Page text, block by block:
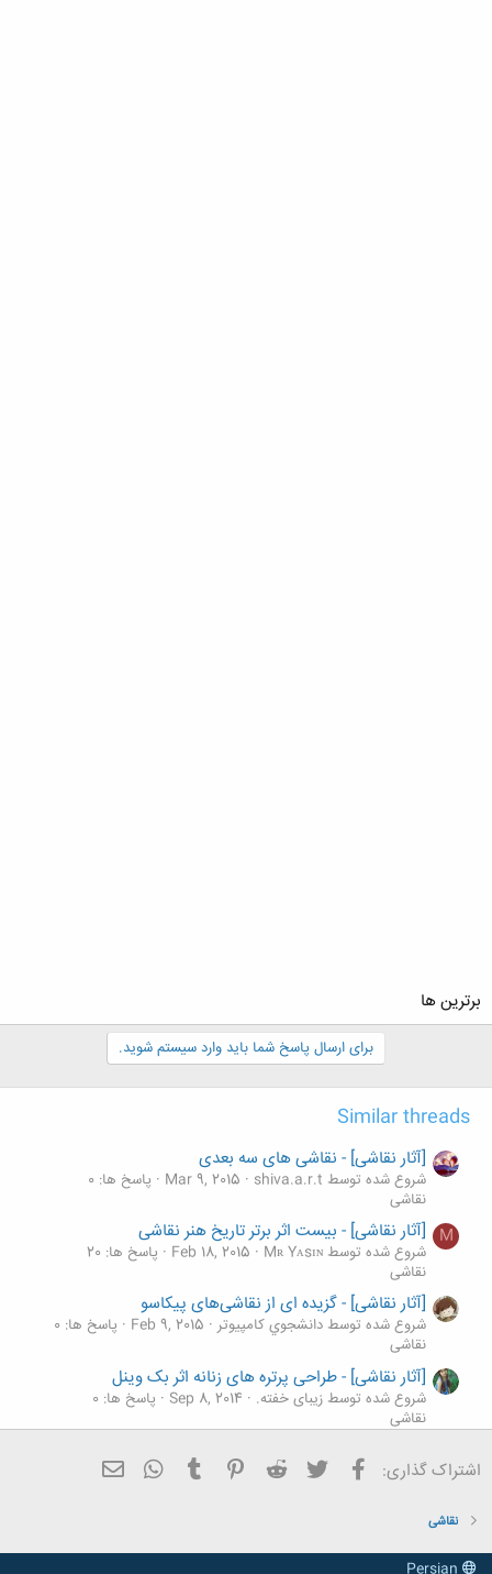
برترین ها
برای ارسال پاسخ شما باید وارد سیستم شوید.
Similar threads
[آثار نقاشی] - نقاشی های سه بعدی
شروع شده توسط shiva.a.r.t Mar 9, 2015
پاسخ ها: 0
نقاشی
M [آثار نقاشی] - بیست اثر برتر تاریخ هنر نقاشی
شروع شده توسط Mʀ Yᴀsɪɴ Feb 18, 2015
پاسخ ها: 20
نقاشی
[آثار نقاشی] - گزیده ای از نقاشی‌های پیکاسو
شروع شده توسط دانشجوي كامپيوتر Feb 9, 2015
پاسخ ها: 0
نقاشی
[آثار نقاشی] - طراحی پرتره های زنانه اثر بک وینل
شروع شده توسط زیبای خفته. Sep 8, 2014 پاسخ ها: 0
نقاشی
[آثار نقاشی] - نقاشی هایی عجیب و خلاقانه
شروع شده توسط m@hboubeh Aug 13, 2014
پاسخ ها: 1
اشتراک گذاری: فیسبوک تویتر Reddit
Pinterest
Tumblr
WhatsApp
نقاشی